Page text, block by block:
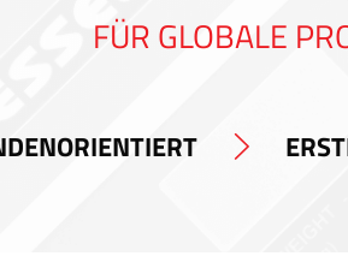
FÜR GLOBALE